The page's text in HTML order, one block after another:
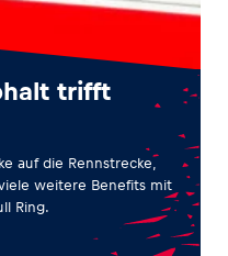
trifft
auf die Rennstrecke,
weitere Benefits mit
Ring.